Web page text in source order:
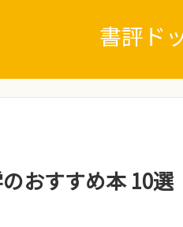
書評ド
おすすめ本 10